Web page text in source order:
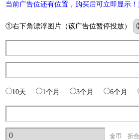
当前广告位还有位置，购买后可立即显示
①右下角漂浮图片（该广告位暂停投放）
10天 1个月 3个月 6个月
金币 折合